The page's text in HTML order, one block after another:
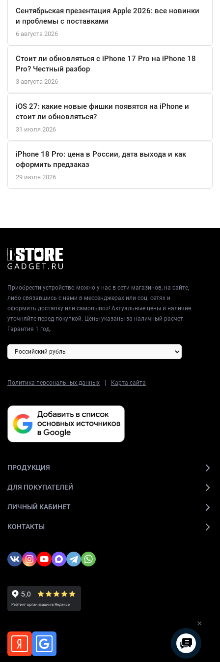
и периферийным устройствам. Удобный разблокировка по
аккумулятор ёмкостью 28,93 Вт*ч обеспечивает до 10 часов
автономной работы в интернете через Wi-Fi, что достаточно
для целого рабочего дня или длительного перелета.
Ультратонкий алюминиевый корпус толщиной всего 6.1 мм
мощностью 20 Вт для быстрой зарядки. Этот iPad Air — это не
просто планшет, а полноценная творческая станция и мощный
рабочий инструмент, который помещается в одну руку.
Сентябрьская презентация Apple 2026: все новинки
и проблемы с поставками
6 августа 2026
Стоит ли обновляться с iPhone 17 Pro на iPhone 18
Pro? Честный разбор
3 августа 2026
iOS 27: какие новые фишки появятся на iPhone и
стоит ли обновляться?
31 июля 2026
iPhone 18 Pro: цена в России, дата выхода и как
оформить предзаказ
29 июля 2026
Приобрести устройство можно у нас в сети магазинов, на сайте,
либо связавшись с нами в мессенджерах или соц. сетях и
оформить доставку или самовывоз! Актуальные цены и наличие
уточняйте перед покупкой. Цены указаны за наличный расчет.
Гарантия 1 год.
Политика персональных данных | Карта сайта
ПРОДУКЦИЯ
ДЛЯ ПОКУПАТЕЛЕЙ
ЛИЧНЫЙ КАБИНЕТ
КОНТАКТЫ
×